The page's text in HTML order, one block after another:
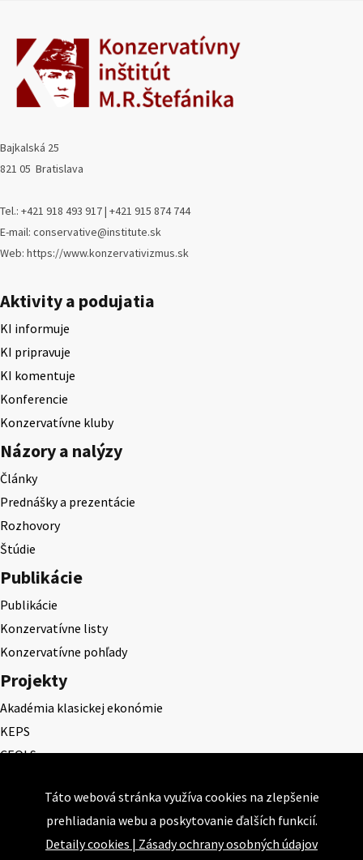
Bajkalská 25
821 05 Bratislava
Tel.: +421 918 493 917 | +421 915 874 744
E-mail: conservative@institute.sk
Web: https://www.konzervativizmus.sk
Aktivity a podujatia
KI informuje
KI pripravuje
KI komentuje
Konferencie
Konzervatívne kluby
Názory a nalýzy
Články
Prednášky a prezentácie
Rozhovory
Štúdie
Publikácie
Publikácie
Konzervatívne listy
Konzervatívne pohľady
Projekty
Akadémia klasickej ekonómie
KEPS
CEQLS
Cena Ernesta Valka
Študentská esej
Deň daňového odbremenenia
Táto webová stránka využíva cookies na zlepšenie
prehliadania webu a poskytovanie ďalších funkcií.
Detaily cookies | Zásady ochrany osobných údajov